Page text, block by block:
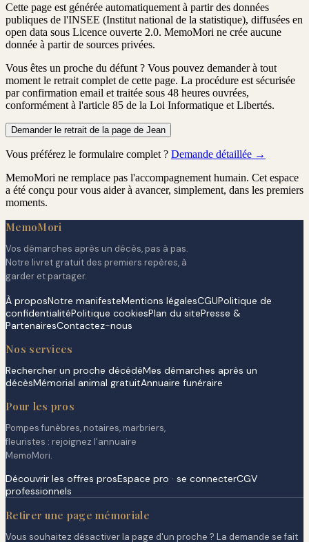
Cette page est générée automatiquement à partir des données
publiques de l'INSEE (Institut national de la statistique), diffusées en
open data sous Licence ouverte 2.0. MemoMori ne crée aucune
donnée à partir de sources privées.
Vous êtes un proche du défunt ? Vous pouvez demander à tout
moment le retrait complet de cette page. La procédure est sécurisée
par confirmation email et traitée sous 48 heures ouvrées,
conformément à l'article 85 de la Loi Informatique et Libertés.
Demander le retrait de la page de Jean
Vous préférez le formulaire complet ? Demande détaillée →
MemoMori ne remplace pas l'accompagnement humain. Cet espace
a été conçu pour vous aider à avancer, simplement, dans les premiers
moments.
MemoMori
Vos démarches après un décès, pas à pas.
Notre livret gratuit des premiers repères, à
garder et partager.
À proposNotre manifesteMentions légalesCGUPolitique de
confidentialitéPolitique cookiesPlan du sitePresse &
PartenairesContactez-nous
Nos services
Rechercher un proche décédéMes démarches après un
décèsMémorial animal gratuitAnnuaire funéraire
Pour les pros
Pompes funèbres, notaires, marbriers,
fleuristes : rejoignez l'annuaire
MemoMori.
Découvrir les offres prosEspace pro · se connecterCGV
professionnels
Retirer une page mémoriale
Vous souhaitez désactiver la page d'un proche ? La demande se fait